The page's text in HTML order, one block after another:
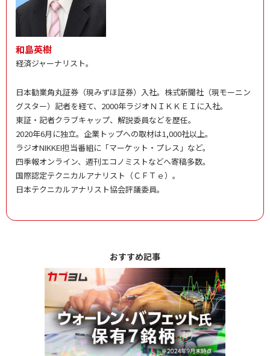
和島英樹
経済ジャーナリスト。
日本勧業角丸証券（現みずほ証券）入社。株式新聞社（現モーニン
グスター）記者を経て、2000年ラジオＮＩＫＫＥＩに入社。
東証・記者クラブキャップ、解説委員などを歴任。
2020年6月に独立。企業トップへの取材は1,000社以上。
ラジオNIKKEI担当番組に「マーケット・プレス」など。
四季報オンライン、週刊エコノミストなどへ寄稿多数。
国際認定テクニカルアナリスト（ＣＦＴｅ）。
日本テクニカルアナリスト協会評議委員。
おすすめ記事